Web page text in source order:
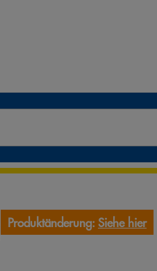
Produktänderung: Siehe hier